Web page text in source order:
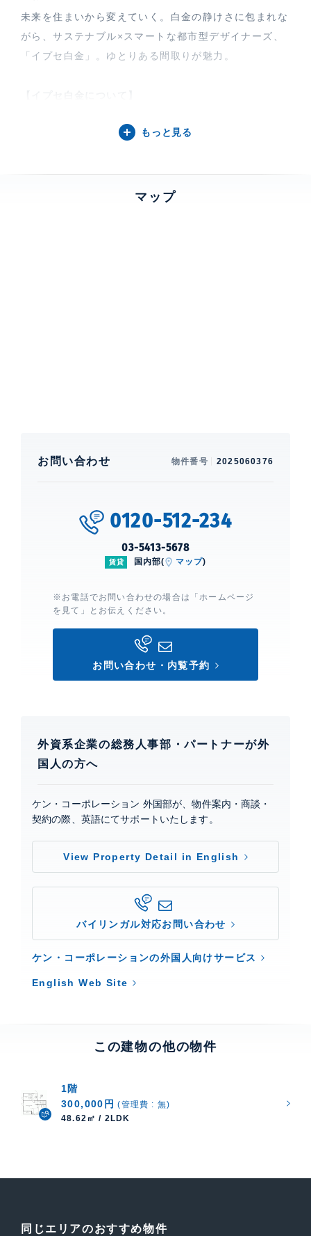
未来を住まいから変えていく。白金の静けさに包まれな
がら、サステナブル×スマートな都市型デザイナーズ、
「イプセ白金」。ゆとりある間取りが魅力。
に位置する高い交通利便性の賃貸専用マンション。全住
床暖房など豊富な設備を備え、快適な住空間です。
もっと見る
マップ
お問い合わせ 物件番号 2025060376
0120-512-234
03-5413-5678
賃貸 国内部( マップ)
※お電話でお問い合わせの場合は「ホームページ
を見て」とお伝えください。
お問い合わせ・内覧予約
外資系企業の総務人事部・パートナーが外
国人の方へ
ケン・コーポレーション 外国部が、物件案内・商談・
契約の際、英語にてサポートいたします。
View Property Detail in English
バイリンガル対応お問い合わせ
ケン・コーポレーションの外国人向けサービス
English Web Site
この建物の他の物件
1階
300,000円 (管理費 : 無)
48.62㎡ / 2LDK
同じエリアのおすすめ物件